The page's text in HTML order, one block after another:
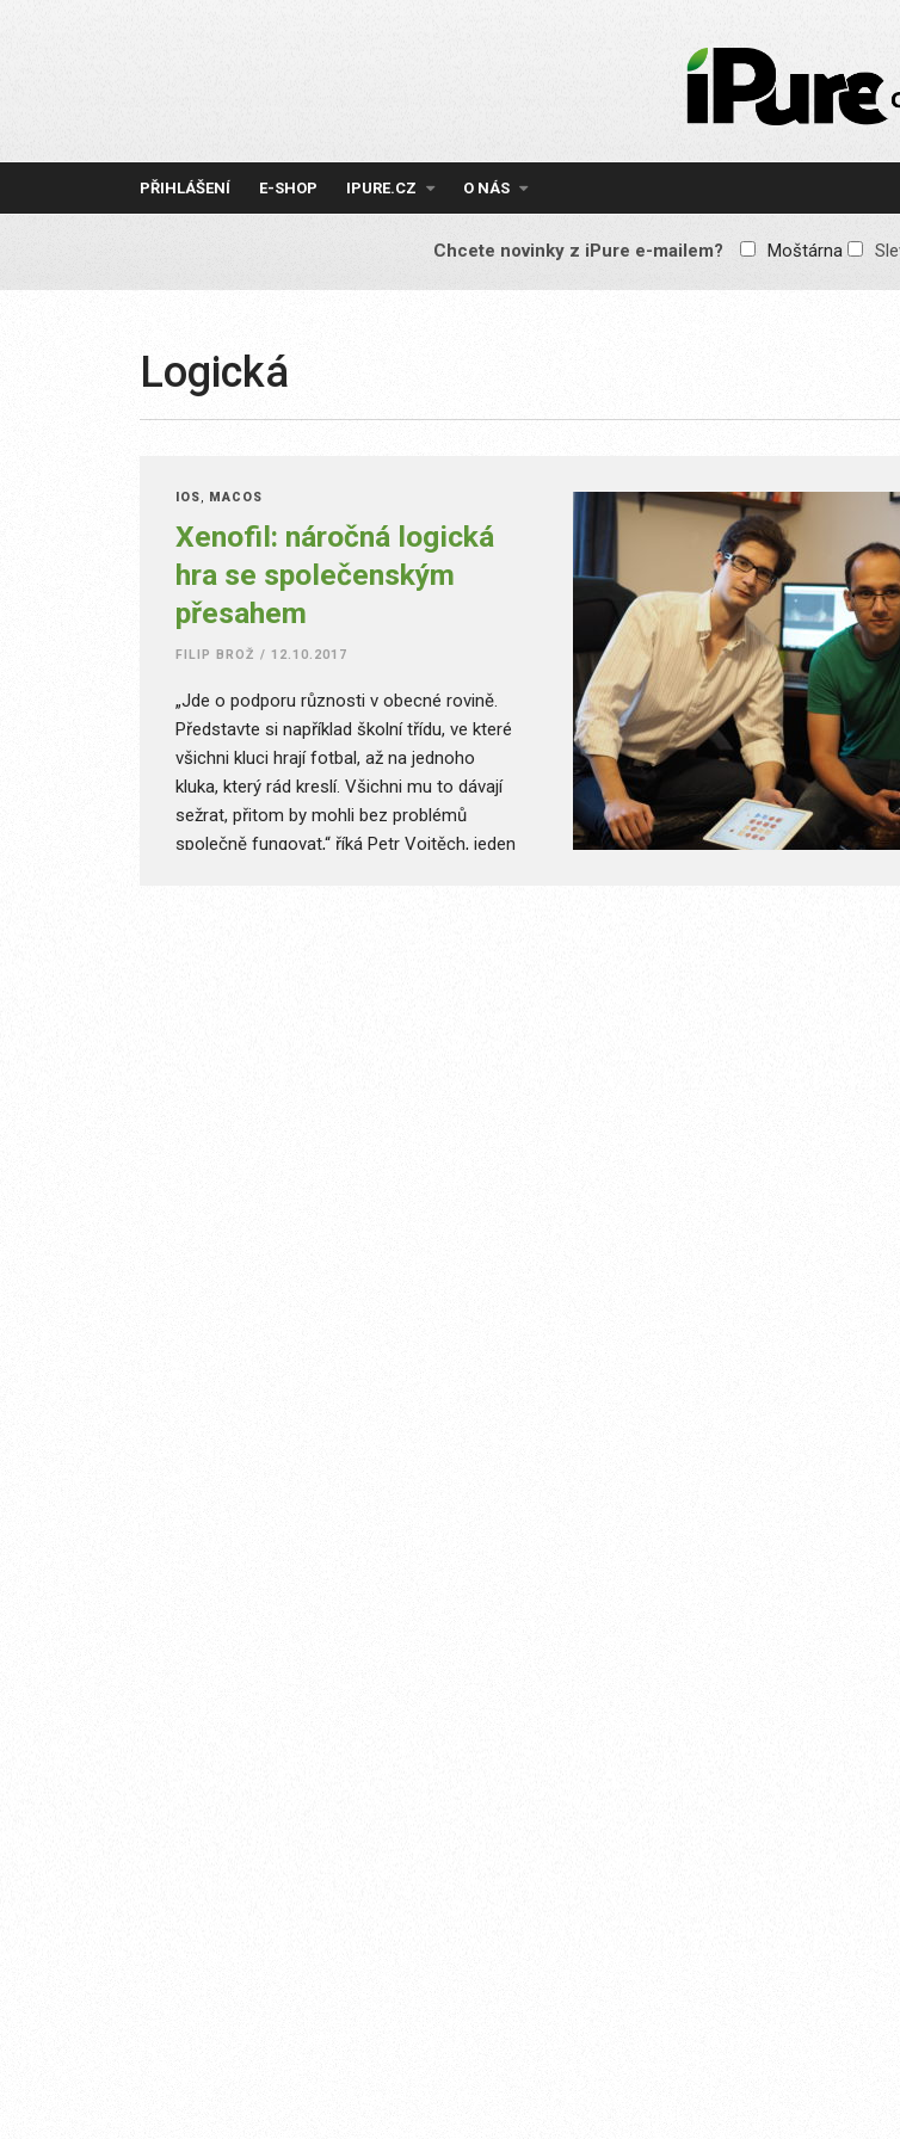
Prémiový Apple e-
reklamy, žádné
obsah pro všechny
PŘIHLÁŠENÍ E-SHOP IPURE.CZ O NÁS
Chcete novinky z iPure e-mailem? Moštárna
Logická
IOS, MACOS
Xenofil: náročná logická
hra se společenským
přesahem
FILIP BROŽ / 12.10.2017
„Jde o podporu různosti v obecné rovině.
Představte si například školní třídu, ve které
všichni kluci hrají fotbal, až na jednoho
kluka, který rád kreslí. Všichni mu to dávají
sežrat, přitom by mohli bez problémů
společně fungovat,“ říká Petr Vojtěch, jeden